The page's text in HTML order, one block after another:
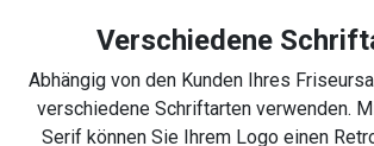
Verschiedene
Abhängig von den Kunden Ihres
verschiedene Schriftarten verwenden.
Serif können Sie Ihrem Logo einen